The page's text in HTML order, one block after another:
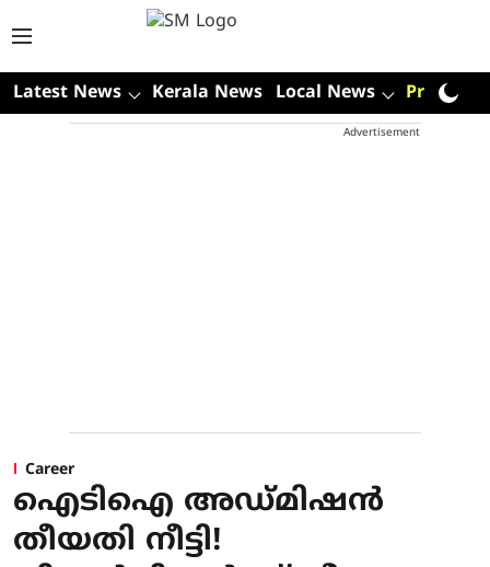
Latest News Kerala News Local News Premium
Advertisement
Career
ഐടിഐ അഡ്മിഷൻ
തീയതി നീട്ടി!